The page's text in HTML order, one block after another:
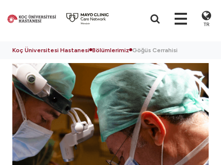
TR
Koç Üniversitesi Hastanesi Bölümlerimiz Göğüs Cerrahisi